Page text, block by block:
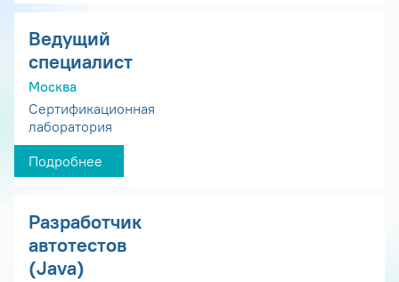
Ведущий
специалист
Москва
Сертификационная
лаборатория
Подробнее
Разработчик
автотестов
(Java)